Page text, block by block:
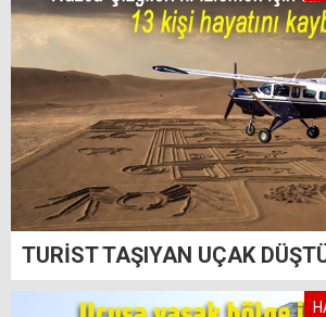
TURİST TAŞIYAN UÇAK